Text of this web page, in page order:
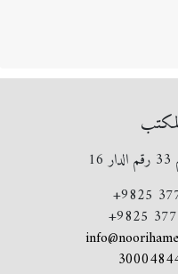
+9825
+9825